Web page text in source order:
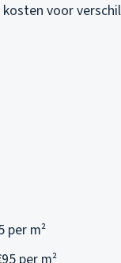
voor
per m²